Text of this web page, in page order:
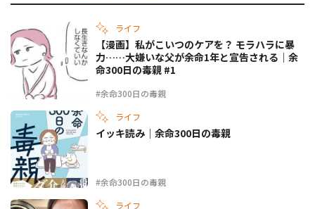
ライフ
#余命300日の毒親
【漫画】私がこいつのケアを？ モラハラに暴
力……大嫌いな父が余命1年と宣告される｜余
命300日の毒親 #1
ライフ
#余命300日の毒親
イッキ読み｜余命300日の毒親
ライフ